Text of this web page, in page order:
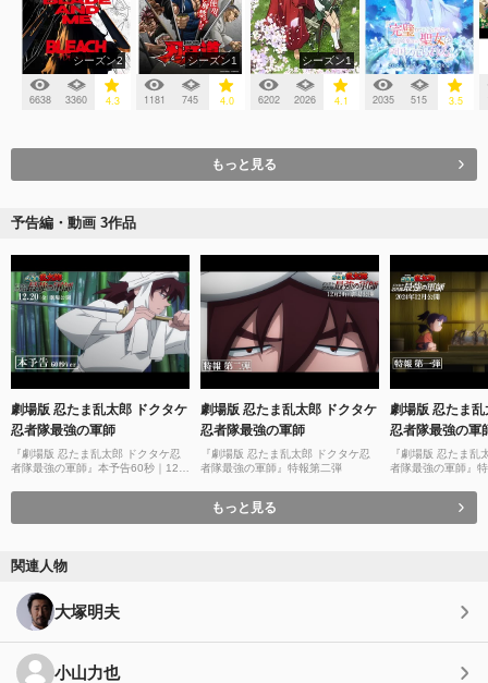
シーズン2
6638 3360 4.3
シーズン1
1181 745 4.0
シーズン1
6202 2026 4.1 2035 515 3.5
もっと見る
予告編・動画 3作品
劇場版 忍たま乱太郎 ドクタケ
忍者隊最強の軍師
『劇場版 忍たま乱太郎 ドクタケ忍
者隊最強の軍師』本予告60秒｜12月
劇場版 忍たま乱太郎 ドクタケ
忍者隊最強の軍師
『劇場版 忍たま乱太郎 ドクタケ忍
者隊最強の軍師』特報第二弾
劇場版 忍たま
忍者隊最強の軍
『劇場版 忍たま乱
者隊最強の軍師』
もっと見る
関連人物
大塚明夫
小山力也